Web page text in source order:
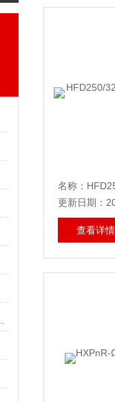
更新日期：
查看详情